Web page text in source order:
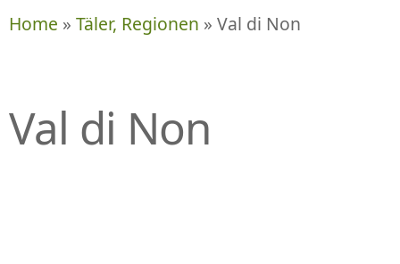
N
Home » Täler, Regionen » Val di Non
Val di Non